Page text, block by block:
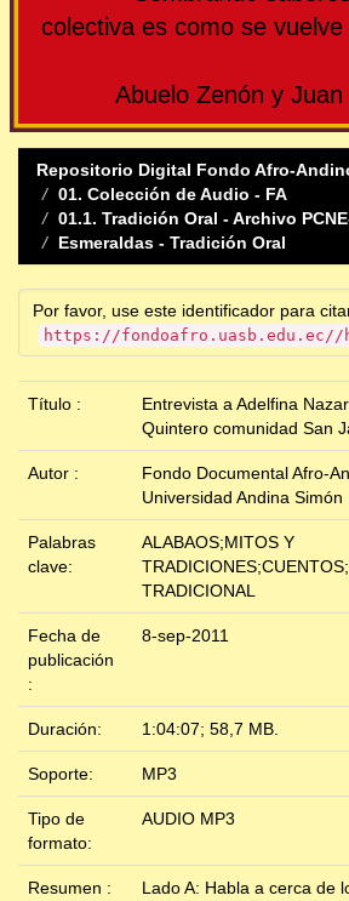
colectiva es como se
Abuelo Zenón y
Repositorio Digital Fondo Afro-
01. Colección de Audio - FA
01.1. Tradición Oral - Archivo
Esmeraldas - Tradición Oral
Por favor, use este identificador para
https://fondoafro.uasb.edu.ec//
Título :
Entrevista a Adelfina
Quintero comunidad San
Autor :
Fondo Documental Afro-
Universidad Andina
Palabras
clave:
ALABAOS;MITOS Y
TRADICIONAL
Fecha de
publicación
:
8-sep-2011
Duración: 1:04:07; 58,7 MB.
Soporte: MP3
Tipo de
formato:
AUDIO MP3
Resumen :
Lado A: Habla a cerca de